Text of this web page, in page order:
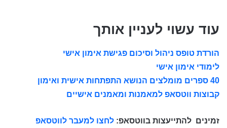
עוד עשוי לעניין אותך
הורדת טופס ניהול וסיכום פגישת אימון אישי
לימודי אימון אישי
40 ספרים מומלצים הנושא התפתחות אישית ואימון
קבוצות ווטסאפ למאמנות ומאמנים אישיים
זמינים להתייעצות בווטסאפ: לחצו למעבר לווטסאפ